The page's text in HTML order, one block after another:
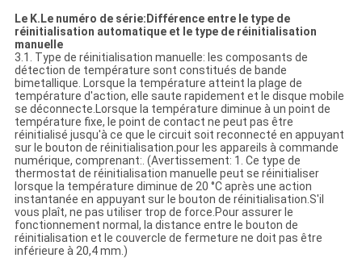
Le K. Le numéro de série: Différence entre le type de
réinitialisation automatique et le type de réinitialisation
manuelle
3.1. Type de réinitialisation manuelle: les composants de
détection de température sont constitués de bande
bimetallique. Lorsque la température atteint la plage de
température d'action, elle saute rapidement et le disque mobile
se déconnecte.Lorsque la température diminue à un point de
température fixe, le point de contact ne peut pas être
réinitialisé jusqu'à ce que le circuit soit reconnecté en appuyant
sur le bouton de réinitialisation.pour les appareils à commande
numérique, comprenant:. (Avertissement: 1. Ce type de
thermostat de réinitialisation manuelle peut se réinitialiser
lorsque la température diminue de 20 °C après une action
instantanée en appuyant sur le bouton de réinitialisation.S'il
vous plaît, ne pas utiliser trop de force.Pour assurer le
fonctionnement normal, la distance entre le bouton de
réinitialisation et le couvercle de fermeture ne doit pas être
inférieure à 20,4 mm.)